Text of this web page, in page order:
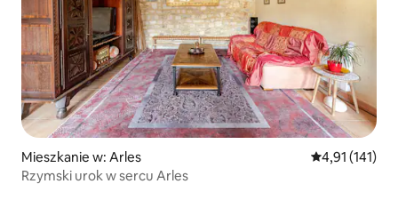
Mieszkanie w: Arles Średnia
4,91 (141)
Rzymski urok w sercu Arles